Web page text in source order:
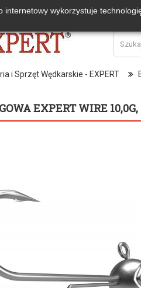
i Sprzęt Wędkarskie - EXPERT
EXPERT WIRE
internetowy wykorzystuje